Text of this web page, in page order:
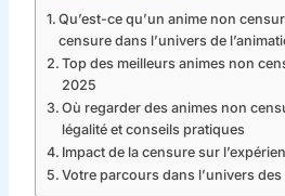
Qu’est-ce qu’un anime non
censure dans l’univers de
Top des meilleurs animes non
2025
Où regarder des animes non
légalité et conseils pratiques
Impact de la censure sur
Votre parcours dans l’univers